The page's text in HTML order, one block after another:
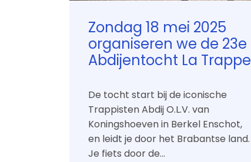
Zondag 18 mei 2025
organiseren we de 23e
Abdijentocht La Trappe
De tocht start bij de iconische
Trappisten Abdij O.L.V. van
Koningshoeven in Berkel Enschot,
en leidt je door het Brabantse land.
Je fiets door de...